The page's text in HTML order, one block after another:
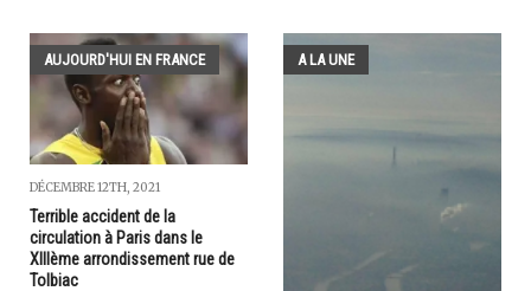
AUJOURD'HUI EN FRANCE
DÉCEMBRE 12TH, 2021
Terrible accident de la
circulation à Paris dans le
XIIIème arrondissement rue de
Tolbiac
A LA UNE